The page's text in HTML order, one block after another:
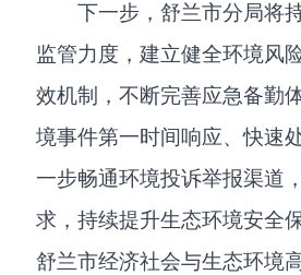
下一步，舒兰市分局将
监管力度，建立健全环境风
效机制，不断完善应急备勤
境事件第一时间响应、快速
一步畅通环境投诉举报渠道
求，持续提升生态环境安全
舒兰市经济社会与生态环境